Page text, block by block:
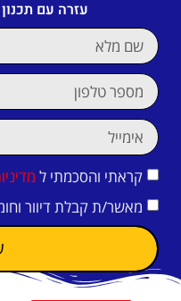
עזרה עם
קראתי והסכמתי ל
מאשר/ת קבלת דיוור